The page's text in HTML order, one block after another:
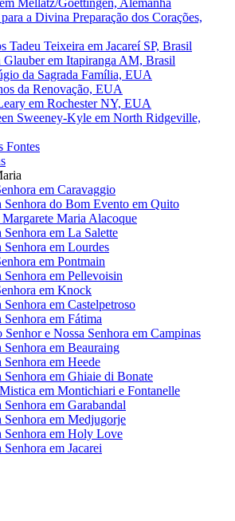
a Divina Preparação dos Corações,
Tadeu Teixeira em Jacareí SP, Brasil
Glauber em Itapiranga AM, Brasil
da Sagrada Família, EUA
da Renovação, EUA
em Rochester NY, EUA
Sweeney-Kyle em North Ridgeville,
Fontes
em Caravaggio
Senhora do Bom Evento em Quito
Margarete Maria Alacoque
em La Salette
Senhora em Lourdes
em Pontmain
em Pellevoisin
em Knock
em Castelpetroso
em Fátima
e Nossa Senhora em Campinas
em Beauraing
em Heede
Senhora em Ghiaie di Bonate
em Montichiari e Fontanelle
em Garabandal
Senhora em Medjugorje
Senhora em Holy Love
em Jacarei